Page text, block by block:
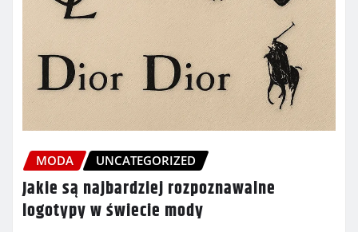
MODA UNCATEGORIZED
Jakie są najbardziej rozpoznawalne
logotypy w świecie mody